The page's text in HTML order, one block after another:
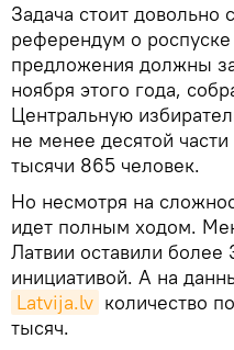
Задача стоит довольно
референдум о
предложения должны
ноября этого года,
Центральную
не менее десятой
тысячи 865 человек.
Но несмотря на
идет полным ходом.
Латвии оставили
инициативой. А на
Latvija.lv количество
тысяч.